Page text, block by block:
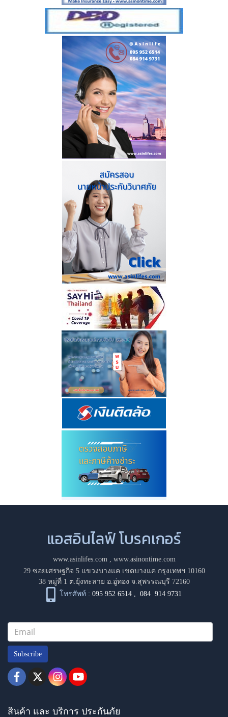
แอสอินไลฟ์ โบรคเกอร์
www.asinlifes.com, www.asinontime.com
29 ซอยเศรษฐกิจ 5 แขวงบางแค เขตบางแค กรุงเทพฯ 10160
38 หมู่ที่ 1 ต.ยุ้งทะลาย อ.อู่ทอง จ.สุพรรณบุรี 72160
โทรศัพท์ : 095 952 6514 ,084 914 9731
Subscribe
สินค้า และ บริการ ประกันภัย